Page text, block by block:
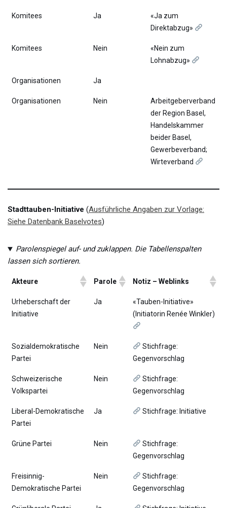
Komitees Ja
«Ja zum
Direktabzug»
Komitees Nein
«Nein zum
Lohnabzug»
Organisationen Ja
Organisationen Nein
Arbeitgeberverband
der Region Basel,
Handelskammer
beider Basel,
Gewerbeverband;
Wirteverband
Stadttauben-Initiative (Ausführliche Angaben zur Vorlage:
Siehe Datenbank Baselvotes)
Parolenspiegel auf- und zuklappen. Die Tabellenspalten
lassen sich sortieren.
Akteure Parole Notiz – Weblinks
Urheberschaft der
Initiative
Ja
«Tauben-Initiative»
(Initiatorin Renée Winkler)
Sozialdemokratische
Partei
Nein
Stichfrage:
Gegenvorschlag
Schweizerische
Volkspartei
Nein
Stichfrage:
Gegenvorschlag
Liberal-Demokratische
Partei
Ja Stichfrage: Initiative
Grüne Partei Nein
Stichfrage:
Gegenvorschlag
Freisinnig-
Demokratische Partei
Nein
Stichfrage:
Gegenvorschlag